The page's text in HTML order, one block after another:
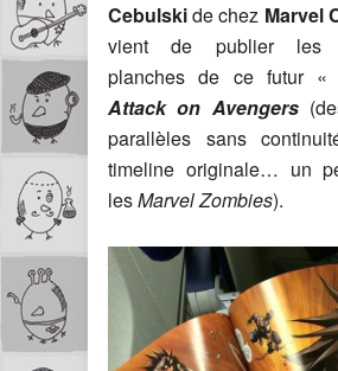
Cebulskide chez Marvel
vient de publier les
planches de ce futur
Attack on Avengers
parallèles sans
timeline originale… un
lesMarvel Zombies).